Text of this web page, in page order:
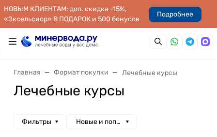
НОВЫМ КЛИЕНТАМ: доп. скидка -15%,
«Эксельсиор» В ПОДАРОК и 500 бонусов
Подробнее
Главная Формат покупки Лечебные курсы
Лечебные курсы
Фильтры Новые и популярные